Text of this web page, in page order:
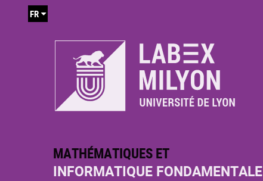
MATHÉMATIQUES ET
INFORMATIQUE FONDAMENTALE
FR